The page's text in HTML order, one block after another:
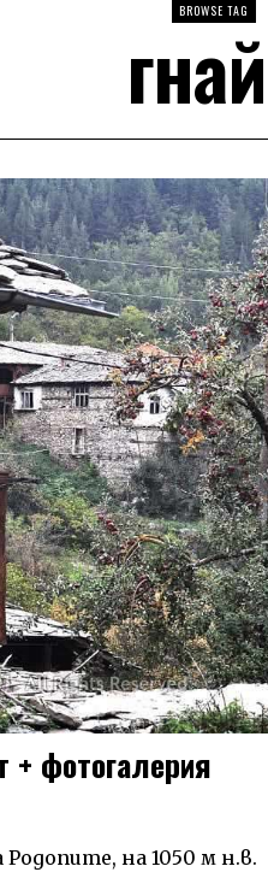
BROWSE TAG
+ фотогалерия
на 1050 м н.в.